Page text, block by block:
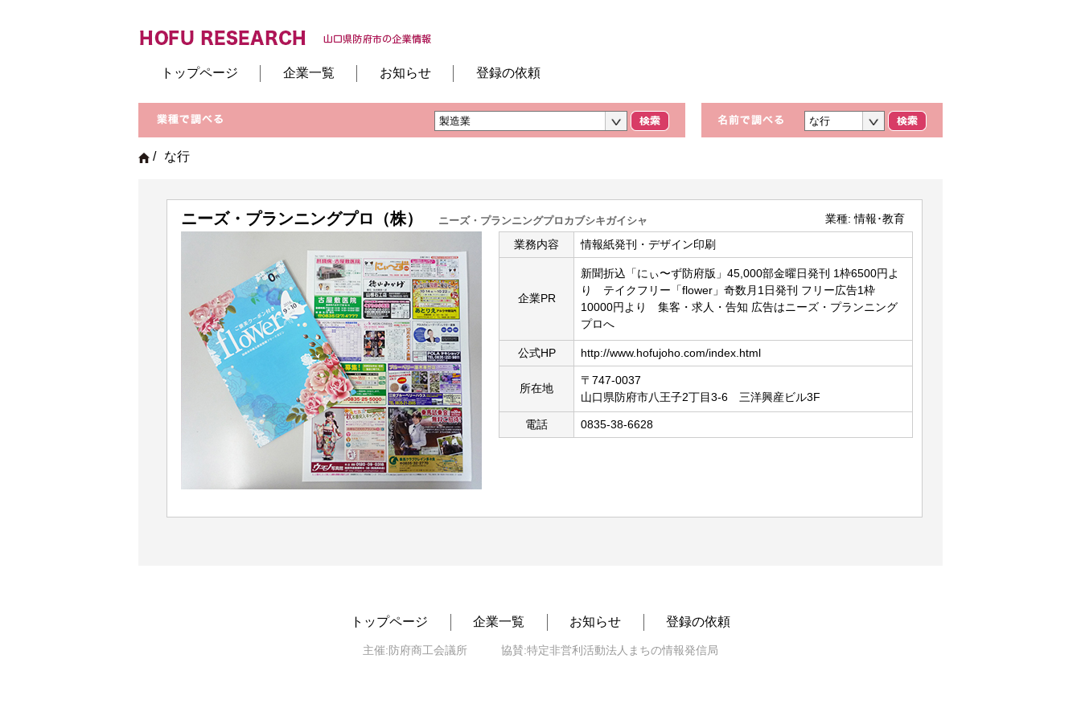
トップページ 企業一覧 お知らせ 登録の依頼
/ な行
ニーズ・プランニングプロ（株） ニーズ・プランニングプロカブシキガイシャ 業種: 情報･教育
業務内容
情報紙発刊・デザイン印刷
企業PR
新聞折込「にぃ〜ず防府版」45,000部金曜日発刊 1枠6500円よ
り テイクフリー「flower」奇数月1日発刊 フリー広告1枠
10000円より 集客・求人・告知 広告はニーズ・プランニング
プロへ
公式HP http://www.hofujoho.com/index.html
所在地
〒747-0037
山口県防府市八王子2丁目3-6 三洋興産ビル3F
電話 0835-38-6628
トップページ 企業一覧 お知らせ 登録の依頼
主催:防府商工会議所 協賛:特定非営利活動法人まちの情報発信局